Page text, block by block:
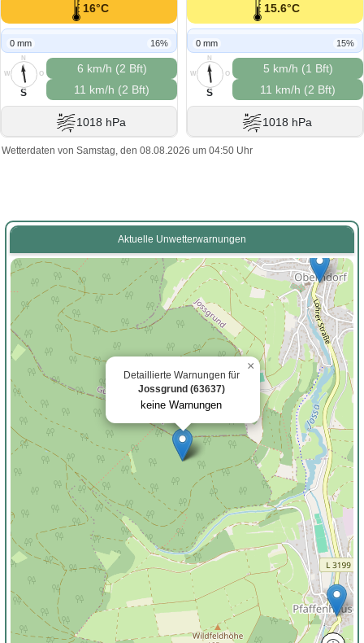
16°C
0 mm 16%
N
O
S
W
S
6 km/h (2 Bft)
11 km/h (2 Bft)
1018 hPa
15.6°C
0 mm 15%
N
O
S
W
S
5 km/h (1 Bft)
11 km/h (2 Bft)
1018 hPa
Wetterdaten von Samstag, den 08.08.2026 um 04:50 Uhr
Aktuelle Unwetterwarnungen
Detaillierte Warnungen für
Jossgrund (63637)
keine Warnungen
×